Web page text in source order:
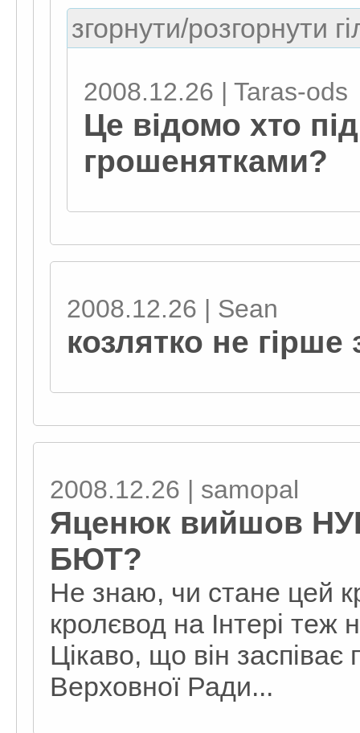
згорнути/розгорнути
2008.12.26 | Taras-ods
Це відомо хто
грошенятками?
2008.12.26 | Sean
козлятко не гірше
2008.12.26 | samopal
Яценюк вийшов
БЮТ?
Не знаю, чи стане цей
кролєвод на Інтері теж
Цікаво, що він заспіває
Верховної Ради...